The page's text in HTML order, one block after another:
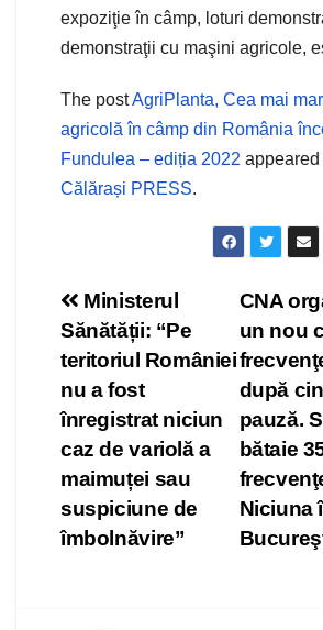
expoziţie în câmp, loturi
demonstraţii cu maşini agricole,
The postAgriPlanta, Cea mai
agricolă în câmp din România
Fundulea – ediția 2022 appeared
Călărași PRESS.
Navigare
în
articole
CNA
un nou
după
pauză.
bătaie
Niciuna
Ministerul
Sănătății: “Pe
teritoriul României
nu a fost
înregistrat niciun
caz de variolă a
maimuței sau
suspiciune de
îmbolnăvire”